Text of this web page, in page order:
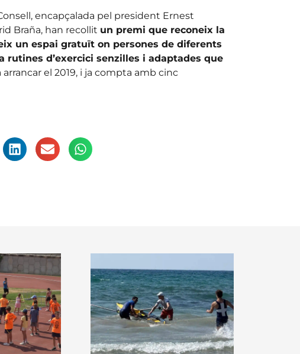
encapçalada pel president Ernest
Braña, han recollit un premi que reconeix la
un espai gratuït on persones de diferents
rutines d’exercici senzilles i adaptades que
arrancar el 2019, i ja compta amb cinc